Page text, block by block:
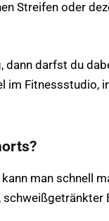
Streifen oder
darfst du
im Fitnessstudio,
man schnell
schweißgetränkter